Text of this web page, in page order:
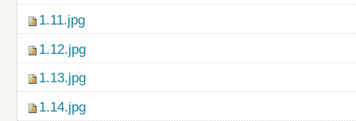
1.11.jpg
1.12.jpg
1.13.jpg
1.14.jpg